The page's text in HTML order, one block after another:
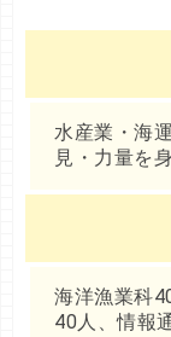
水産業・海
見・力量を
海洋漁業科
40人、情報